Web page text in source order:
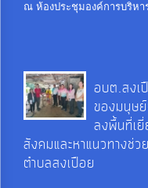
ณ ห้องประชุมองค์การบริหา
อบต.สงเ
ของมนุษย์
ลงพื้นที่เ
สังคมและหาแนวทางช่ว
ตำบลสงเปือย